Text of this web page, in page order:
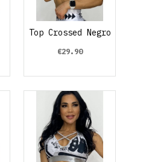
Top Crossed Negro
€29.90